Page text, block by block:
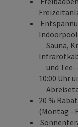
Sauna,
und Tee-
10:00 Uhr
20 %
(Montag -